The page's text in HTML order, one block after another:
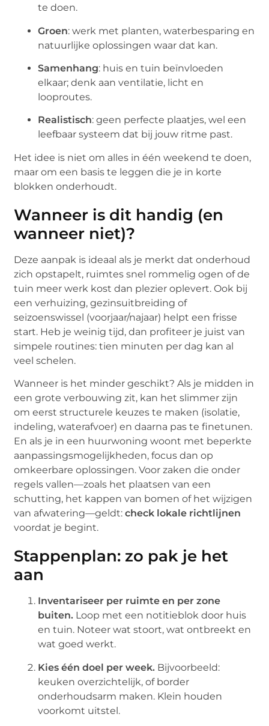
te doen.
Groen: werk met planten, waterbesparing en
natuurlijke oplossingen waar dat kan.
Samenhang: huis en tuin beïnvloeden
elkaar; denk aan ventilatie, licht en
looproutes.
Realistisch: geen perfecte plaatjes, wel een
leefbaar systeem dat bij jouw ritme past.
Het idee is niet om alles in één weekend te doen,
maar om een basis te leggen die je in korte
blokken onderhoudt.
Wanneer is dit handig (en
wanneer niet)?
Deze aanpak is ideaal als je merkt dat onderhoud
zich opstapelt, ruimtes snel rommelig ogen of de
tuin meer werk kost dan plezier oplevert. Ook bij
een verhuizing, gezinsuitbreiding of
seizoenswissel (voorjaar/najaar) helpt een frisse
start. Heb je weinig tijd, dan profiteer je juist van
simpele routines: tien minuten per dag kan al
veel schelen.
Wanneer is het minder geschikt? Als je midden in
een grote verbouwing zit, kan het slimmer zijn
om eerst structurele keuzes te maken (isolatie,
indeling, waterafvoer) en daarna pas te finetunen.
En als je in een huurwoning woont met beperkte
aanpassingsmogelijkheden, focus dan op
omkeerbare oplossingen. Voor zaken die onder
regels vallen—zoals het plaatsen van een
schutting, het kappen van bomen of het wijzigen
van afwatering—geldt:check lokale richtlijnen
voordat je begint.
Stappenplan: zo pak je het
aan
Inventariseer per ruimte en per zone
buiten. Loop met een notitieblok door huis
en tuin. Noteer wat stoort, wat ontbreekt en
wat goed werkt.
Kies één doel per week. Bijvoorbeeld:
keuken overzichtelijk, of border
onderhoudsarm maken. Klein houden
voorkomt uitstel.